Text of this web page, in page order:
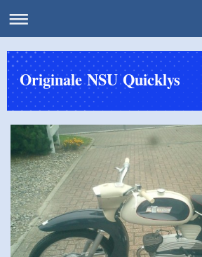
Originale NSU Quicklys